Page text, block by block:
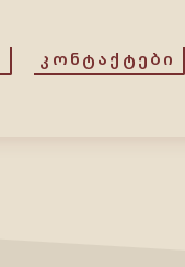
ᲙᲝᲜᲢᲐᲥᲢᲔᲑᲘ